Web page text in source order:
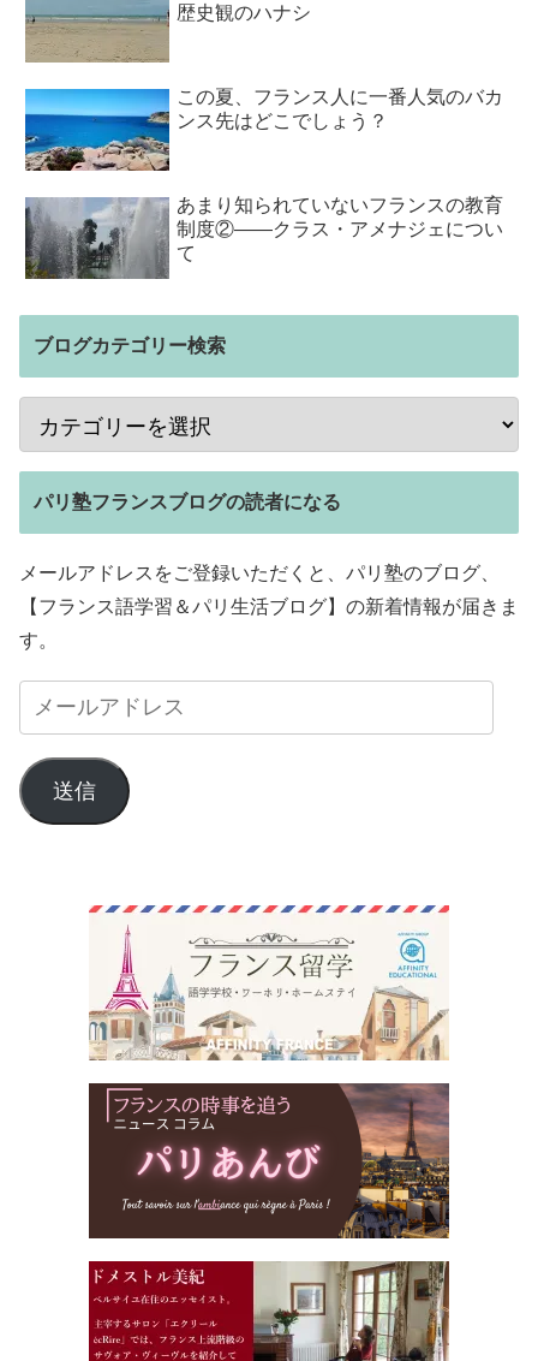
歴史観のハナシ
この夏、フランス人に一番人気のバカ
ンス先はどこでしょう？
あまり知られていないフランスの教育
制度②――クラス・アメナジェについ
て
ブログカテゴリー検索
パリ塾フランスブログの読者になる
メールアドレスをご登録いただくと、パリ塾のブログ、
【フランス語学習＆パリ生活ブログ】の新着情報が届きま
す。
送信